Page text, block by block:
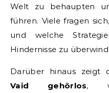
Welt zu behaupten
führen. Viele fragen
und welche
Hindernisse zu
Darüber hinaus zeigt
Vaid gehörlos,